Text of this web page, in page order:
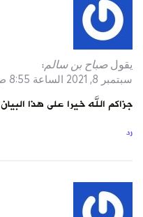
يقول صباح بن سالم:
سبتمبر 8, 2021 الساعة 8:55 ص
جزاكم الله خيرا على هذا البيان
رد